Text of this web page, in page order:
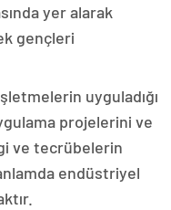
yer alarak
gençleri
uyguladığı
projelerini ve
ve tecrübelerin
endüstriyel